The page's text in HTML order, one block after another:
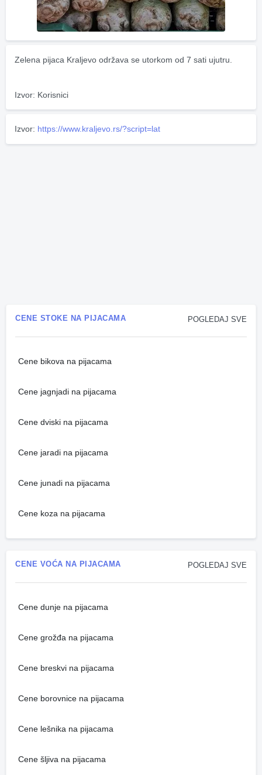
Zelena pijaca Kraljevo održava se utorkom od 7 sati ujutru.
Izvor: Korisnici
Izvor: https://www.kraljevo.rs/?script=lat
POGLEDAJ SVE
CENE STOKE NA PIJACAMA
Cene bikova na pijacama
Cene jagnjadi na pijacama
Cene dviski na pijacama
Cene jaradi na pijacama
Cene junadi na pijacama
Cene koza na pijacama
POGLEDAJ SVE
CENE VOĆA NA PIJACAMA
Cene dunje na pijacama
Cene grožđa na pijacama
Cene breskvi na pijacama
Cene borovnice na pijacama
Cene lešnika na pijacama
Cene šljiva na pijacama